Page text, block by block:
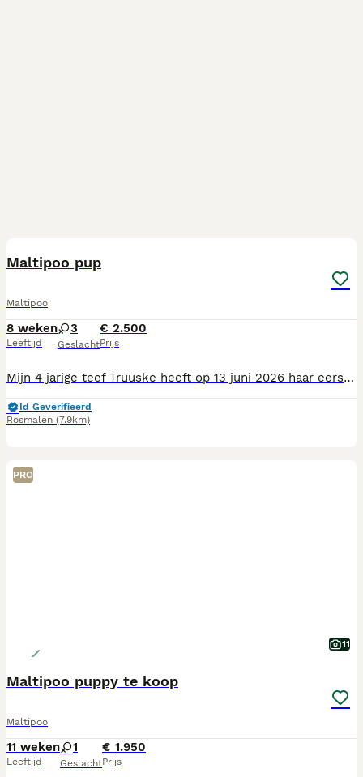
Maltipoo pup
Maltipoo
8 weken
Leeftijd
3
Geslacht
€ 2.500
Prijs
Mijn 4 jarige teef Truuske heeft op 13 juni 2026 haar eerste nestje gekregen waarbij ze 4 schattige teefjes op de wereld heeft gezet waarvan er 2 zijn verkocht. Het ras van de moederhond is Maltipoo Boomer en van de vaderhond Maltipoo. Allebei zijn ze een kruising van dwergpoedel-maltezer. Vanaf 8 augustus zoeken ze een nieuw huisje. Op 27 juli hebben de pups een paspoort, chip en gezondheidscheck gekregen en de eerste vaccinatie voor Hondenziekte en Parvo. Mocht u interesse hebben in één van deze schatjes kunt u mij een appje sturen of bellen naar 0640145774.
Id Geverifieerd
Rosmalen (7.9km)
PRO
11
Maltipoo puppy te koop
Maltipoo
11 weken
Leeftijd
1
Geslacht
€ 1.950
Prijs